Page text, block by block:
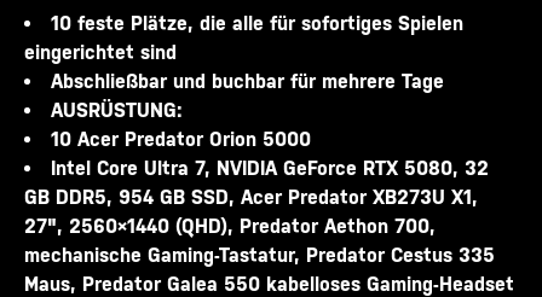
10 feste Plätze, die alle für sofortiges Spielen
eingerichtet sind
Abschließbar und buchbar für mehrere Tage
AUSRÜSTUNG:
10 Acer Predator Orion 5000
Intel Core Ultra 7, NVIDIA GeForce RTX 5080, 32
GB DDR5, 954 GB SSD, Acer Predator XB273U X1,
27", 2560×1440 (QHD), Predator Aethon 700,
mechanische Gaming-Tastatur, Predator Cestus 335
Maus, Predator Galea 550 kabelloses Gaming-Headset